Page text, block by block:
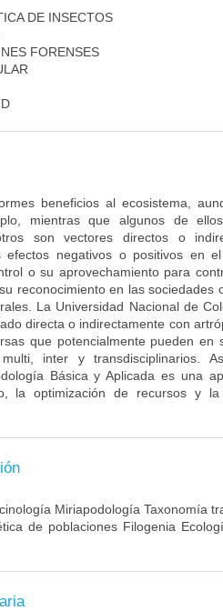
DE INSECTOS
FORENSES
beneficios al ecosistema,
mientras que algunos de
son vectores directos o
efectos negativos o positivos en
o su aprovechamiento para
reconocimiento en las sociedades
La Universidad Nacional de
directa o indirectamente con
que potencialmente pueden en
inter y transdisciplinarios.
Básica y Aplicada es una
la optimización de recursos y
Miriapodología Taxonomía
de poblaciones Filogenia